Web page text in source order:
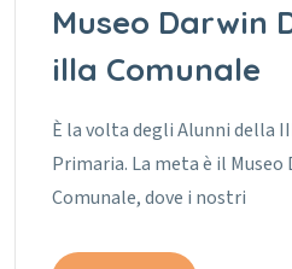
Museo Darwin
illa Comunale
È la volta degli Alunni della
Primaria. La meta è il
Comunale, dove i nostri